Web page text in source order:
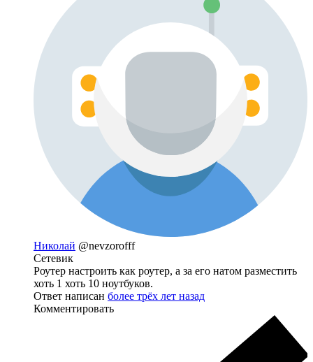
Николай @nevzorofff
Сетевик
Роутер настроить как роутер, а за его натом разместить
хоть 1 хоть 10 ноутбуков.
Ответ написан более трёх лет назад
Комментировать